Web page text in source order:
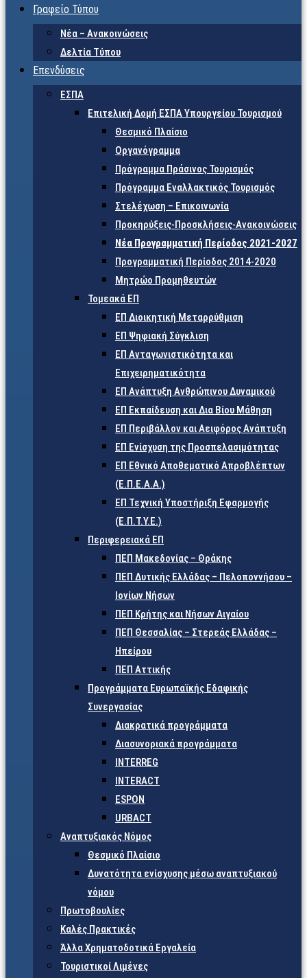
Γραφείο Τύπου
Νέα – Ανακοινώσεις
Δελτία Τύπου
Επενδύσεις
ΕΣΠΑ
Επιτελική Δομή ΕΣΠΑ Υπουργείου Τουρισμού
Θεσμικό Πλαίσιο
Οργανόγραμμα
Πρόγραμμα Πράσινος Τουρισμός
Πρόγραμμα Εναλλακτικός Τουρισμός
Στελέχωση – Επικοινωνία
Προκηρύξεις-Προσκλήσεις-Ανακοινώσεις
Νέα Προγραμματική Περίοδος 2021-2027
Προγραμματική Περίοδος 2014-2020
Μητρώο Προμηθευτών
Τομεακά ΕΠ
ΕΠ Διοικητική Μεταρρύθμιση
ΕΠ Ψηφιακή Σύγκλιση
ΕΠ Ανταγωνιστικότητα και
Επιχειρηματικότητα
ΕΠ Ανάπτυξη Ανθρώπινου Δυναμικού
ΕΠ Εκπαίδευση και Δια Βίου Μάθηση
ΕΠ Περιβάλλον και Αειφόρος Ανάπτυξη
ΕΠ Ενίσχυση της Προσπελασιμότητας
ΕΠ Εθνικό Αποθεματικό Απροβλέπτων
(Ε.Π.Ε.Α.Α.)
ΕΠ Τεχνική Υποστήριξη Εφαρμογής
(Ε.Π.Τ.Υ.Ε.)
Περιφερειακά ΕΠ
ΠΕΠ Μακεδονίας – Θράκης
ΠΕΠ Δυτικής Ελλάδας – Πελοποννήσου –
Ιονίων Νήσων
ΠΕΠ Κρήτης και Νήσων Αιγαίου
ΠΕΠ Θεσσαλίας – Στερεάς Ελλάδας –
Ηπείρου
ΠΕΠ Αττικής
Προγράμματα Ευρωπαϊκής Εδαφικής
Συνεργασίας
Διακρατικά προγράμματα
Διασυνοριακά προγράμματα
INTERREG
INTERACT
ESPON
URBACT
Αναπτυξιακός Νόμος
Θεσμικό Πλαίσιο
Δυνατότητα ενίσχυσης μέσω αναπτυξιακού
νόμου
Πρωτοβουλίες
Καλές Πρακτικές
Άλλα Χρηματοδοτικά Εργαλεία
Τουριστικοί Λιμένες